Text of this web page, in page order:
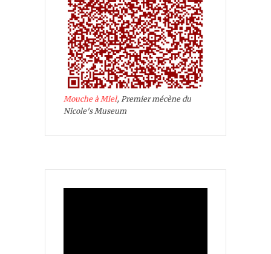
Mouche à Miel, Premier mécène du
Nicole's Museum